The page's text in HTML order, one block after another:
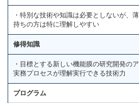
・特別な技術や知識は必要としないが、
持ちの方は特に理解しやすい
修得知識
・目標とする新しい機能膜の研究開発の
実務プロセスが理解実行できる技術力
プログラム